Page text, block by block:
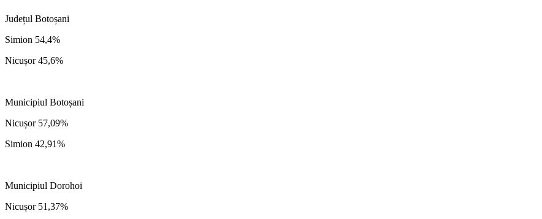
Județul Botoșani
Simion 54,4%
Nicușor 45,6%
Municipiul Botoșani
Nicușor 57,09%
Simion 42,91%
Municipiul Dorohoi
Nicușor 51,37%